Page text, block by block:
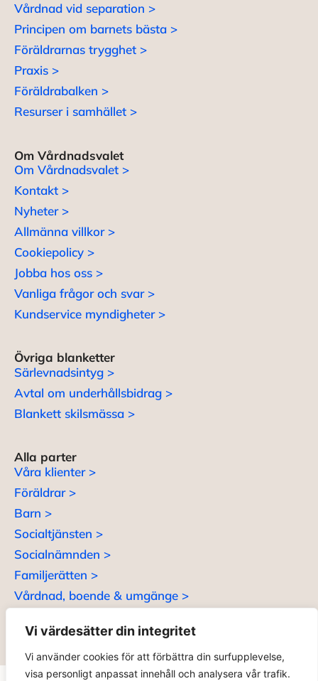
Vi värdesätter din integritet
Vi använder cookies för att förbättra din surfupplevelse,
visa personligt anpassat innehåll och analysera vår trafik.
Vårdnad vid separation >
Principen om barnets bästa >
Föräldrarnas trygghet >
Praxis >
Föräldrabalken >
Resurser i samhället >
Om Vårdnadsvalet
Om Vårdnadsvalet >
Kontakt >
Nyheter >
Allmänna villkor >
Cookiepolicy >
Jobba hos oss >
Vanliga frågor och svar >
Kundservice myndigheter >
Övriga blanketter
Särlevnadsintyg >
Avtal om underhållsbidrag >
Blankett skilsmässa >
Alla parter
Våra klienter >
Föräldrar >
Barn >
Socialtjänsten >
Socialnämnden >
Familjerätten >
Vårdnad, boende & umgänge >